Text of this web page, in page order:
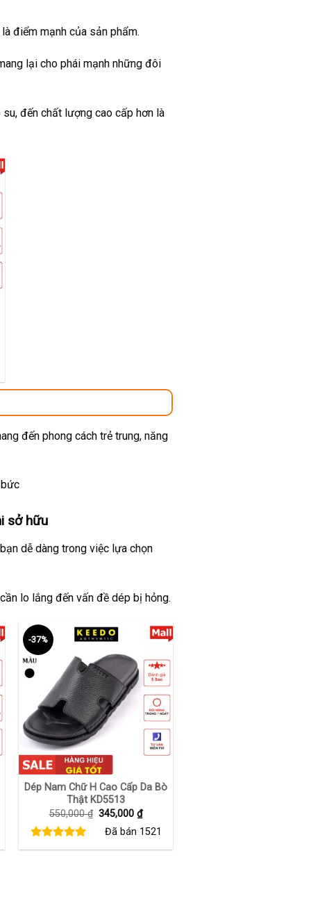
điểm mạnh của sản phẩm.
lại cho phái mạnh những đôi
đến chất lượng cao cấp hơn là
₫.
đến phong cách trẻ trung, năng
sở hữu
dễ dàng trong việc lựa chọn
lo lắng đến vấn đề dép bị hỏng.
₫.
-37%
+
Dép Nam Chữ H Cao Cấp Da Bò
Thật KD5513
550,000₫ Giá
là:
345,000₫Giá
hiện
tại
345,000 ₫.
Đã bán 1521